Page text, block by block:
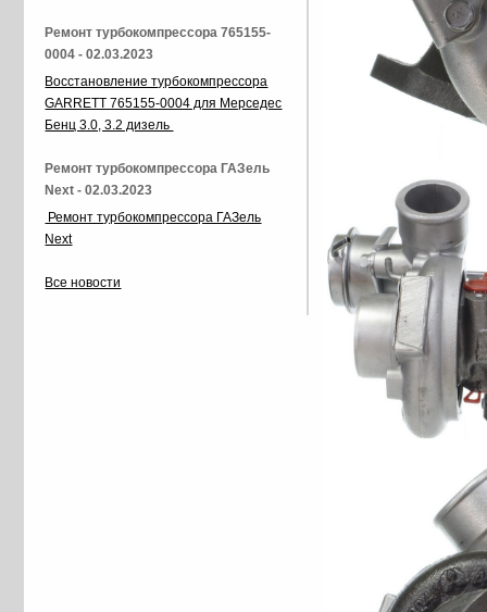
Ремонт турбокомпрессора 765155-
0004 - 02.03.2023
Восстановление турбокомпрессора
GARRETT 765155-0004 для Мерседес
Бенц 3.0, 3.2 дизель
Ремонт турбокомпрессора ГАЗель
Next - 02.03.2023
Ремонт турбокомпрессора ГАЗель
Next
Все новости